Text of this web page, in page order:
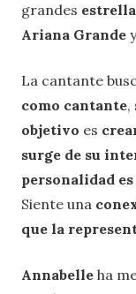
grandes
Ariana Grande
La cantante
como cantante,
objetivo es
surge de su
personalidad
Siente una
que la
Annabelle ha